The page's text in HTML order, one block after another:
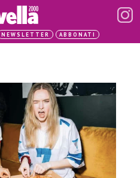
NEWSLETTER ABBONATI